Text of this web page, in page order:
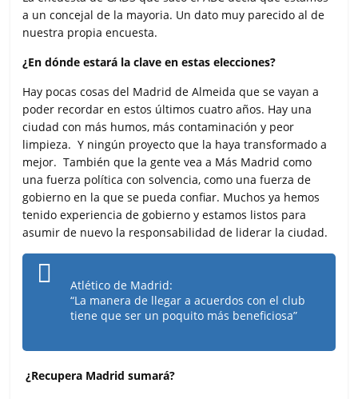
a un concejal de la mayoria. Un dato muy parecido al de
nuestra propia encuesta.
¿En dónde estará la clave en estas elecciones?
Hay pocas cosas del Madrid de Almeida que se vayan a
poder recordar en estos últimos cuatro años. Hay una
ciudad con más humos, más contaminación y peor
limpieza. Y ningún proyecto que la haya transformado a
mejor. También que la gente vea a Más Madrid como
una fuerza política con solvencia, como una fuerza de
gobierno en la que se pueda confiar. Muchos ya hemos
tenido experiencia de gobierno y estamos listos para
asumir de nuevo la responsabilidad de liderar la ciudad.
Atlético de Madrid:
“La manera de llegar a acuerdos con el club
tiene que ser un poquito más beneficiosa”
¿Recupera Madrid sumará?